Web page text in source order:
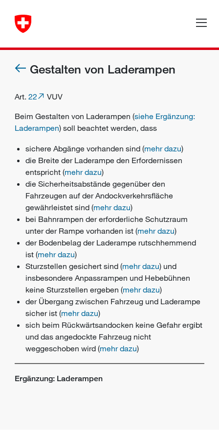
Gestalten von Laderampen
Art. 22
VUV
Beim Gestalten von Laderampen (siehe Ergänzung:
Laderampen) soll beachtet werden, dass
sichere Abgänge vorhanden sind (mehr dazu)
die Breite der Laderampe den Erfordernissen
entspricht (mehr dazu)
die Sicherheitsabstände gegenüber den
Fahrzeugen auf der Andockverkehrsfläche
gewährleistet sind (mehr dazu)
bei Bahnrampen der erforderliche Schutzraum
unter der Rampe vorhanden ist (mehr dazu)
der Bodenbelag der Laderampe rutschhemmend
ist (mehr dazu)
Sturzstellen gesichert sind (mehr dazu) und
insbesondere Anpassrampen und Hebebühnen
keine Sturzstellen ergeben (mehr dazu)
der Übergang zwischen Fahrzeug und Laderampe
sicher ist (mehr dazu)
sich beim Rückwärtsandocken keine Gefahr ergibt
und das angedockte Fahrzeug nicht
weggeschoben wird (mehr dazu)
Ergänzung: Laderampen